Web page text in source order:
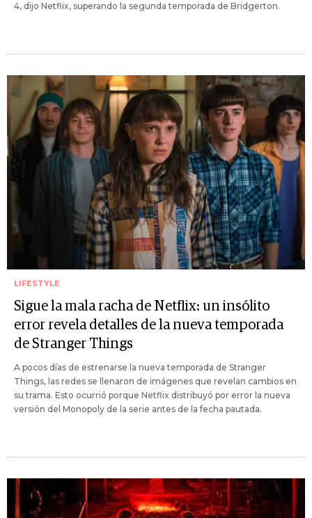
4, dijo Netflix, superando la segunda temporada de Bridgerton.
LIFESTYLE
Sigue la mala racha de Netflix: un insólito
error revela detalles de la nueva temporada
de Stranger Things
A pocos días de estrenarse la nueva temporada de Stranger
Things, las redes se llenaron de imágenes que revelan cambios en
su trama. Esto ocurrió porque Netflix distribuyó por error la nueva
versión del Monopoly de la serie antes de la fecha pautada.